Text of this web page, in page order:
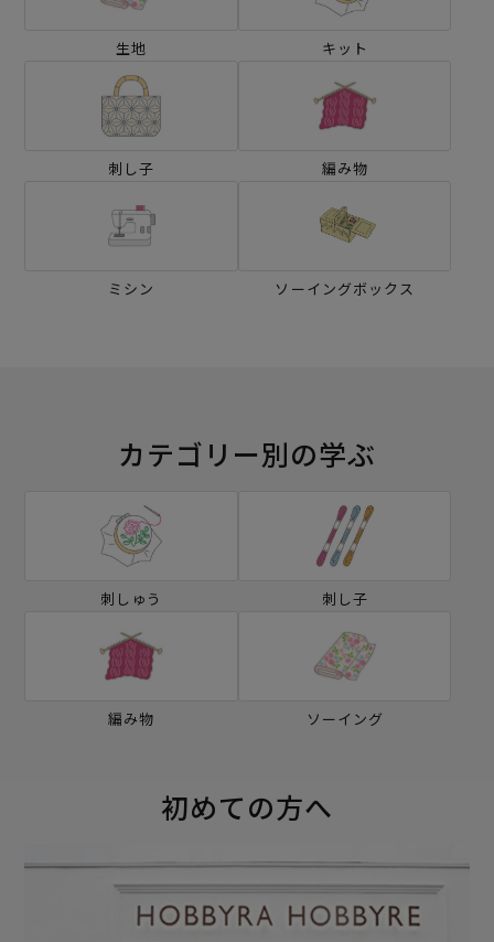
生地 キット
刺し子 編み物
ミシン ソーイングボックス
カテゴリー別の学ぶ
刺しゅう 刺し子
編み物 ソーイング
初めての方へ